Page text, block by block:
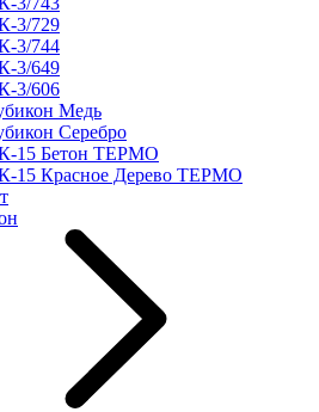
3/729
3/744
3/649
3/606
Медь
Серебро
15 Бетон ТЕРМО
15 Красное Дерево ТЕРМО